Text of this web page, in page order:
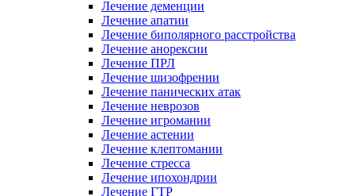
Лечение деменции
Лечение апатии
Лечение биполярного расстройства
Лечение анорексии
Лечение ПРЛ
Лечение шизофрении
Лечение панических атак
Лечение неврозов
Лечение игромании
Лечение астении
Лечение клептомании
Лечение стресса
Лечение ипохондрии
Лечение ГТР